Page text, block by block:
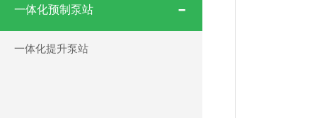
一体化预制泵站
一体化提升泵站